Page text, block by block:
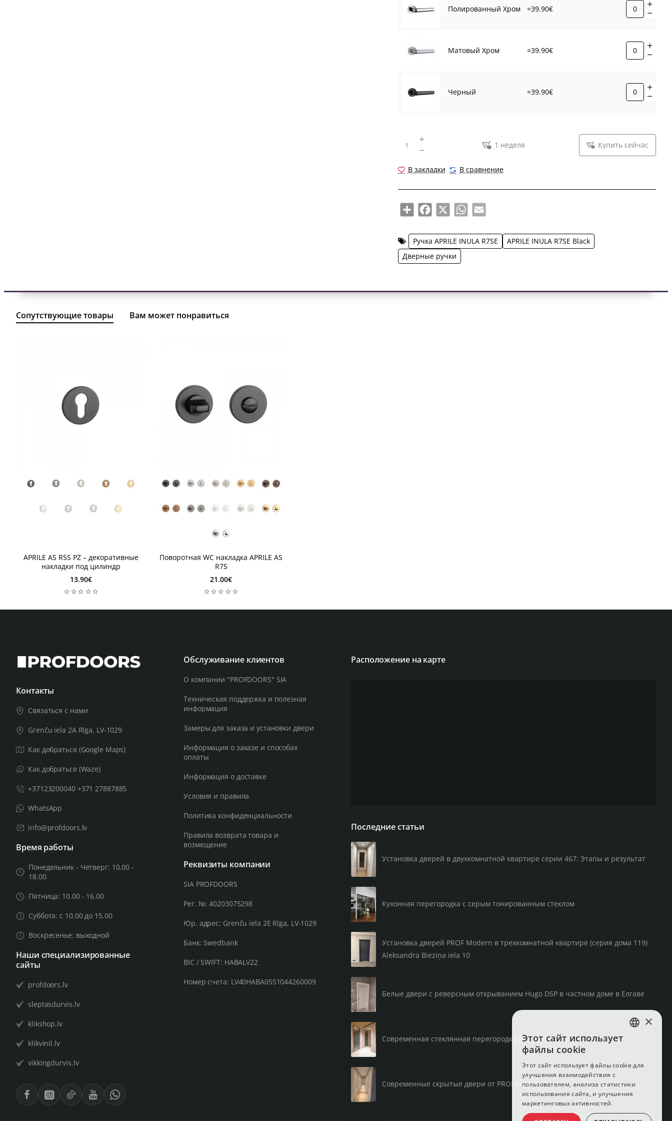
Полированный Хром =39.90€
Матовый Хром =39.90€
Черный =39.90€
1 неделя Купить сейчас
В закладки В сравнение
ShareFacebook
X WhatsApp
Email
Ручка APRILE INULA R7SE
APRILE INULA R7SE Black
Дверные ручки
Сопутствующие товары Вам может понравиться
1 неделя
1 неделя
APRILE AS R5S PZ – декоративные
накладки под цилиндр
13.90€
Новый
Поворотная WC накладка APRILE AS
R7S
21.00€
Контакты
Связаться с нами
Grenču iela 2A Rīga, LV-1029
Как добраться (Google Maps)
Как добраться (Waze)
+37123200040 +371 27887885
WhatsApp
info@profdoors.lv
Время работы
Понедельник - Четверг: 10.00 -
18.00
Пятница: 10.00 - 16.00
Суббота: с 10.00 до 15.00
Воскресенье: выходной
Наши специализированные
сайты
profdoors.lv
sleptasdurvis.lv
klikshop.lv
klikvinil.lv
vikkingdurvis.lv
Обслуживание клиентов
О компании "PROFDOORS" SIA
Техническая поддержка и полезная
информация
Замеры для заказа и установки двери
Информация о заказе и способах
оплаты
Информация о доставке
Условия и правила
Политика конфиденциальности
Правила возврата товара и
возмещение
Реквизиты компании
SIA PROFDOORS
Рег. №: 40203075298
Юр. адрес: Grenču iela 2E Rīga, LV-1029
Банк: Swedbank
BIC / SWIFT: HABALV22
Номер счета: LV40HABA0551044260009
Расположение на карте
Последние статьи
Установка дверей в двухкомнатной квартире серии 467: Этапы и результат
Кухонная перегородка с серым тонированным стеклом
Установка дверей PROF Modern в трехкомнатной квартире (серия дома 119)
Aleksandra Bieziņa iela 10
Белые двери с реверсным открыванием Hugo DSP в частном доме в Елгаве
Современная стеклянная перегородка в спа-зоне
Современные скрытые двери от PROFDOORS
×
Этот сайт использует
файлы cookie
Этот сайт использует файлы cookie для
улучшения взаимодействия с
пользователем, анализа статистики
использования сайта, и улучшения
маркетинговых активностей.